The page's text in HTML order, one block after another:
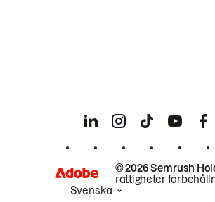
© 2026 Semrush
rättigheter
Svenska